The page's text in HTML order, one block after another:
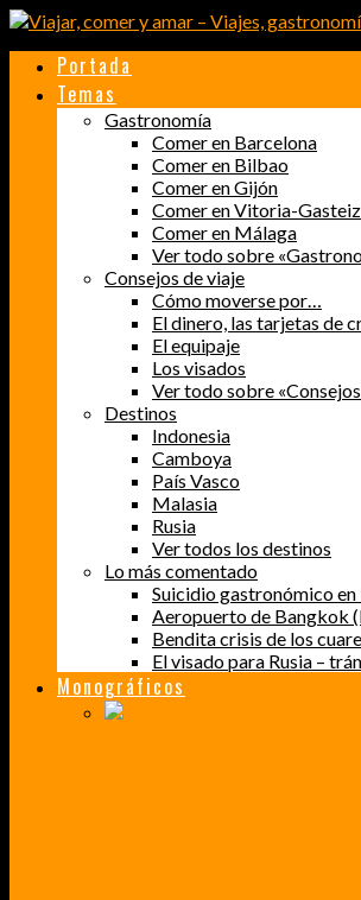
Portada
Temas
Gastronomía
Comer en Barcelona
Comer en Bilbao
Comer en Gijón
Comer en Vitoria-Gasteiz
Comer en Málaga
Ver todo sobre
Consejos de viaje
Cómo moverse por…
El dinero, las tarjetas de
El equipaje
Los visados
Ver todo sobre
Destinos
Indonesia
Camboya
País Vasco
Malasia
Rusia
Ver todos los destinos
Lo más comentado
Suicidio gastronómico en
Aeropuerto de Bangkok
Bendita crisis de los
El visado para Rusia –
Monográficos